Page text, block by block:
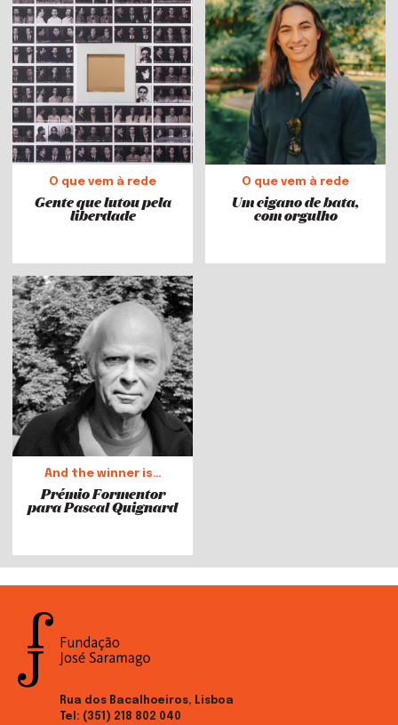
O que vem à rede
Gente que lutou pela
liberdade
O que vem à rede
Um cigano de bata,
com orgulho
And the winner is…
Prémio Formentor
para Pascal Quignard
Rua dos Bacalhoeiros, Lisboa
Tel: (351) 218 802 040